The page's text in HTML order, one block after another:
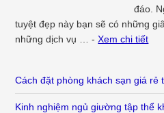
đáo.
tuyệt đẹp này bạn sẽ có những
những dịch vụ … -Xem chi tiết
Cách đặt phòng khách sạn giá rẻ
Kinh nghiệm ngủ giường tập thể